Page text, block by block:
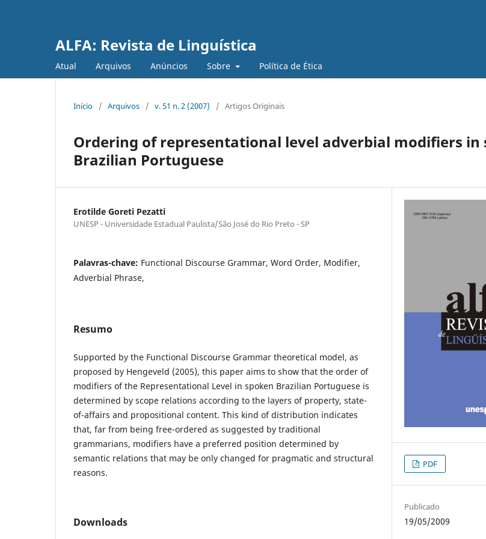
ALFA: Revista de Linguística
Atual Arquivos Anúncios Sobre Política de Ética
Início / Arquivos / v. 51 n. 2 (2007) / Artigos Originais
Ordering of representational level adverbial modifiers in
Brazilian Portuguese
Erotilde Goreti Pezatti
UNESP - Universidade Estadual Paulista/São José do Rio Preto - SP
Palavras-chave: Functional Discourse Grammar, Word Order, Modifier,
Adverbial Phrase,
Resumo
Supported by the Functional Discourse Grammar theoretical model, as
proposed by Hengeveld (2005), this paper aims to show that the order of
modifiers of the Representational Level in spoken Brazilian Portuguese is
determined by scope relations according to the layers of property, state-
of-affairs and propositional content. This kind of distribution indicates
that, far from being free-ordered as suggested by traditional
grammarians, modifiers have a preferred position determined by
semantic relations that may be only changed for pragmatic and structural
reasons.
Downloads
PDF
Publicado
19/05/2009